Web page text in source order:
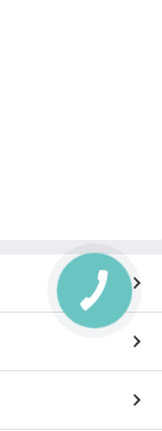
КНОПКА
ЗВ'ЯЗКУ